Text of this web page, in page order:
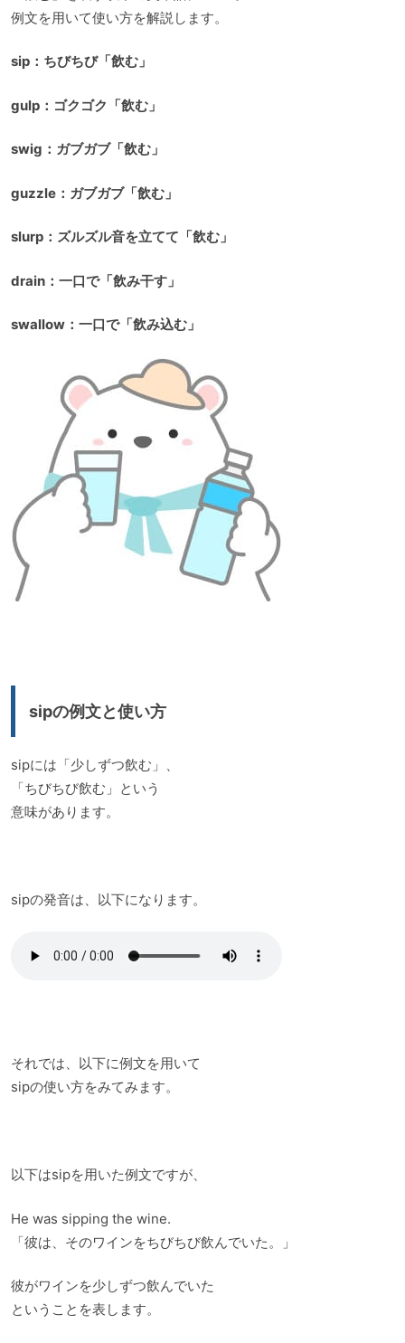
例文を用いて使い方を解説します。
sip：ちびちび「飲む」
gulp：ゴクゴク「飲む」
swig：ガブガブ「飲む」
guzzle：ガブガブ「飲む」
slurp：ズルズル音を立てて「飲む」
drain：一口で「飲み干す」
swallow：一口で「飲み込む」
sipの例文と使い方
sipには「少しずつ飲む」、
「ちびちび飲む」という
意味があります。
sipの発音は、以下になります。
それでは、以下に例文を用いて
sipの使い方をみてみます。
以下はsipを用いた例文ですが、
He was sipping the wine.
「彼は、そのワインをちびちび飲んでいた。」
彼がワインを少しずつ飲んでいた
ということを表します。